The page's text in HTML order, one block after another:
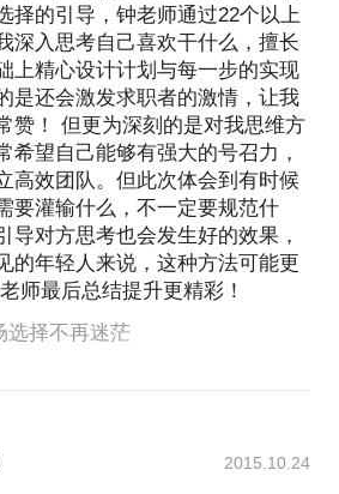
择的引导，钟老师通过22个以上
深入思考自己喜欢干什么，擅长
上精心设计计划与每一步的实现
是还会激发求职者的激情，让我
赞！ 但更为深刻的是对我思维方
望自己能够有强大的号召力，
高效团队。但此次体会到有时候
要灌输什么，不一定要规范什
导对方思考也会发生好的效果，
的年轻人来说，这种方法可能更
师最后总结提升更精彩！
选择不再迷茫
2015.10.24